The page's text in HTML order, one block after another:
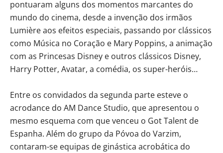
pontuaram alguns dos momentos marcantes do
mundo do cinema, desde a invenção dos irmãos
Lumière aos efeitos especiais, passando por clássicos
como Música no Coração e Mary Poppins, a animação
com as Princesas Disney e outros clássicos Disney,
Harry Potter, Avatar, a comédia, os super-heróis…
Entre os convidados da segunda parte esteve o
acrodance do AM Dance Studio, que apresentou o
mesmo esquema com que venceu o Got Talent de
Espanha. Além do grupo da Póvoa do Varzim,
contaram-se equipas de ginástica acrobática do